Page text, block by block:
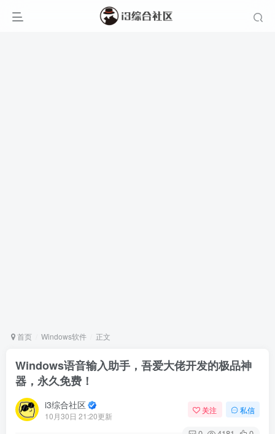
首页 Windows软件 正文
Windows语音输入助手，吾爱大佬开发的极品神
器，永久免费！
i3综合社区
10月30日 21:20更新
关注 私信